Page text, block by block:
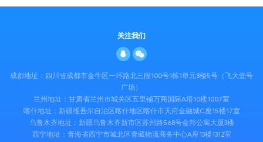
关注我们
成都地址：四川省成都市金牛区一环路北三段100号1栋1单元8楼5号（飞大壹号
广场）
兰州地址：甘肃省兰州市城关区五里铺万商国际A塔10楼1007室
喀什地址：新疆维吾尔自治区喀什地区喀什市天府金融城C座15楼17室
乌鲁木齐地址：新疆乌鲁木齐新市区苏州路568号金邦公寓大厦3楼
西宁地址：青海省西宁市城北区青藏物流商务中心A座13楼1312室